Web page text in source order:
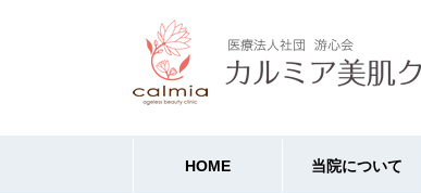
HOME 当院について